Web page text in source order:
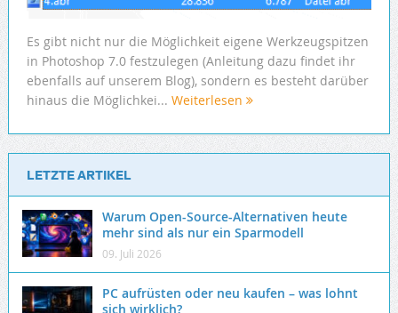
Es gibt nicht nur die Möglichkeit eigene Werkzeugspitzen
in Photoshop 7.0 festzulegen (Anleitung dazu findet ihr
ebenfalls auf unserem Blog), sondern es besteht darüber
hinaus die Möglichkei... Weiterlesen
LETZTE ARTIKEL
Warum Open-Source-Alternativen heute
mehr sind als nur ein Sparmodell
09. Juli 2026
PC aufrüsten oder neu kaufen – was lohnt
sich wirklich?